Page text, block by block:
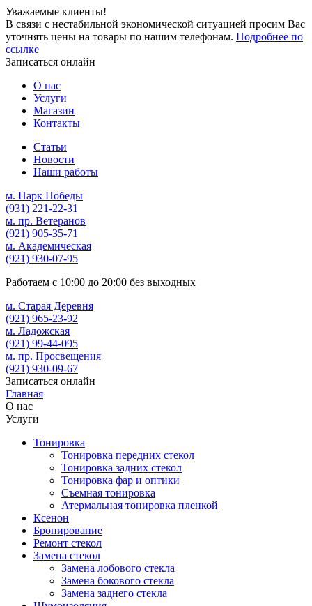
Уважаемые клиенты!
В связи с нестабильной экономической ситуацией просим Вас
уточнять цены на товары по нашим телефонам. Подробнее по
ссылке
Записаться онлайн
О нас
Услуги
Магазин
Контакты
Статьи
Новости
Наши работы
м. Парк Победы
(931) 221-22-31
м. пр. Ветеранов
(921) 905-35-71
м. Академическая
(921) 930-07-95
Работаем с 10:00 до 20:00 без выходных
м. Старая Деревня
(921) 965-23-92
м. Ладожская
(921) 99-44-095
м. пр. Просвещения
(921) 930-09-67
Записаться онлайн
Главная
О нас
Услуги
Тонировка
Тонировка передних стекол
Тонировка задних стекол
Тонировка фар и оптики
Съемная тонировка
Атермальная тонировка пленкой
Ксенон
Бронирование
Ремонт стекол
Замена стекол
Замена лобового стекла
Замена бокового стекла
Замена заднего стекла